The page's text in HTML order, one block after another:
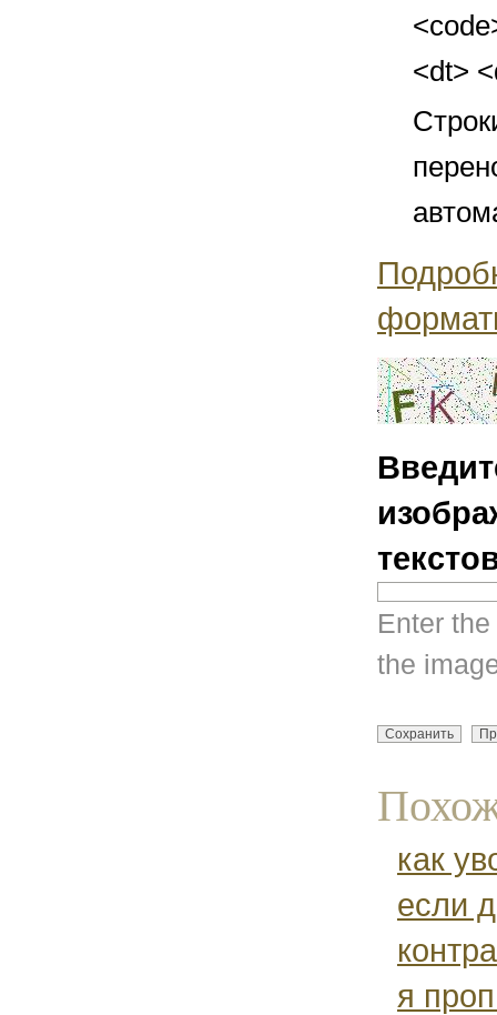
<dt>
Enter
the
как
если
я